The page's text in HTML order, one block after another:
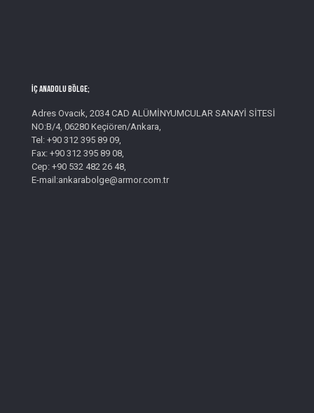
İç Anadolu Bölge;
Adres Ovacık, 2034 CAD ALÜMİNYUMCULAR SANAYİ SİTESİ
NO:B/4, 06280 Keçiören/Ankara,
Tel: +90 312 395 89 09,
Fax: +90 312 395 89 08,
Cep: +90 532 482 26 48,
E-mail:ankarabolge@armor.com.tr